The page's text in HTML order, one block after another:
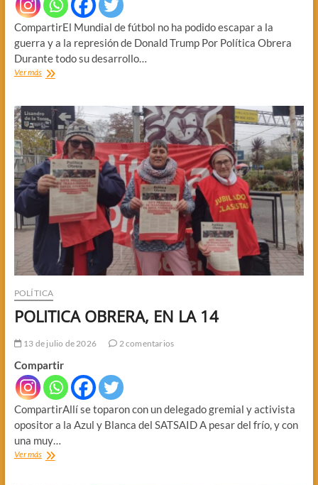
CompartirEl Mundial de fútbol no ha podido escapar a la
guerra y a la represión de Donald Trump Por Política Obrera
Durante todo su desarrollo…
Ver más«ESTADO
AL
MUNDIAL»
POLÍTICA
POLITICA OBRERA, EN LA 14
13 de julio de 2026 2 comentarios
Compartir
CompartirAllí se toparon con un delegado gremial y activista
opositor a la Azul y Blanca del SATSAID A pesar del frío, y con
una muy…
Ver másPOLITICA